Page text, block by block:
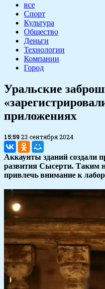
все
Спорт
Культура
Общество
Деньги
Технологии
Компании
Город
Уральские
приложениях
15:5923 сентября 2024
Аккаунты зданий создали
развития Сысерти. Таким
привлечь внимание к